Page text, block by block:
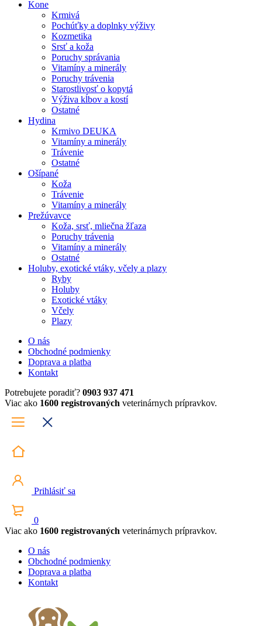
Kone
Krmivá
Pochúťky a doplnky výživy
Kozmetika
Srsť a koža
Poruchy správania
Vitamíny a minerály
Poruchy trávenia
Starostlivosť o kopytá
Výživa kĺbov a kostí
Ostatné
Hydina
Krmivo DEUKA
Vitamíny a minerály
Trávenie
Ostatné
Ošípané
Koža
Trávenie
Vitamíny a minerály
Prežúvavce
Koža, srsť, mliečna žľaza
Poruchy trávenia
Vitamíny a minerály
Ostatné
Holuby, exotické vtáky, včely a plazy
Ryby
Holuby
Exotické vtáky
Včely
Plazy
O nás
Obchodné podmienky
Doprava a platba
Kontakt
Potrebujete poradiť? 0903 937 471
Viac ako 1600 registrovaných veterinárnych prípravkov.
Prihlásiť sa
0
Viac ako 1600 registrovaných veterinárnych prípravkov.
O nás
Obchodné podmienky
Doprava a platba
Kontakt